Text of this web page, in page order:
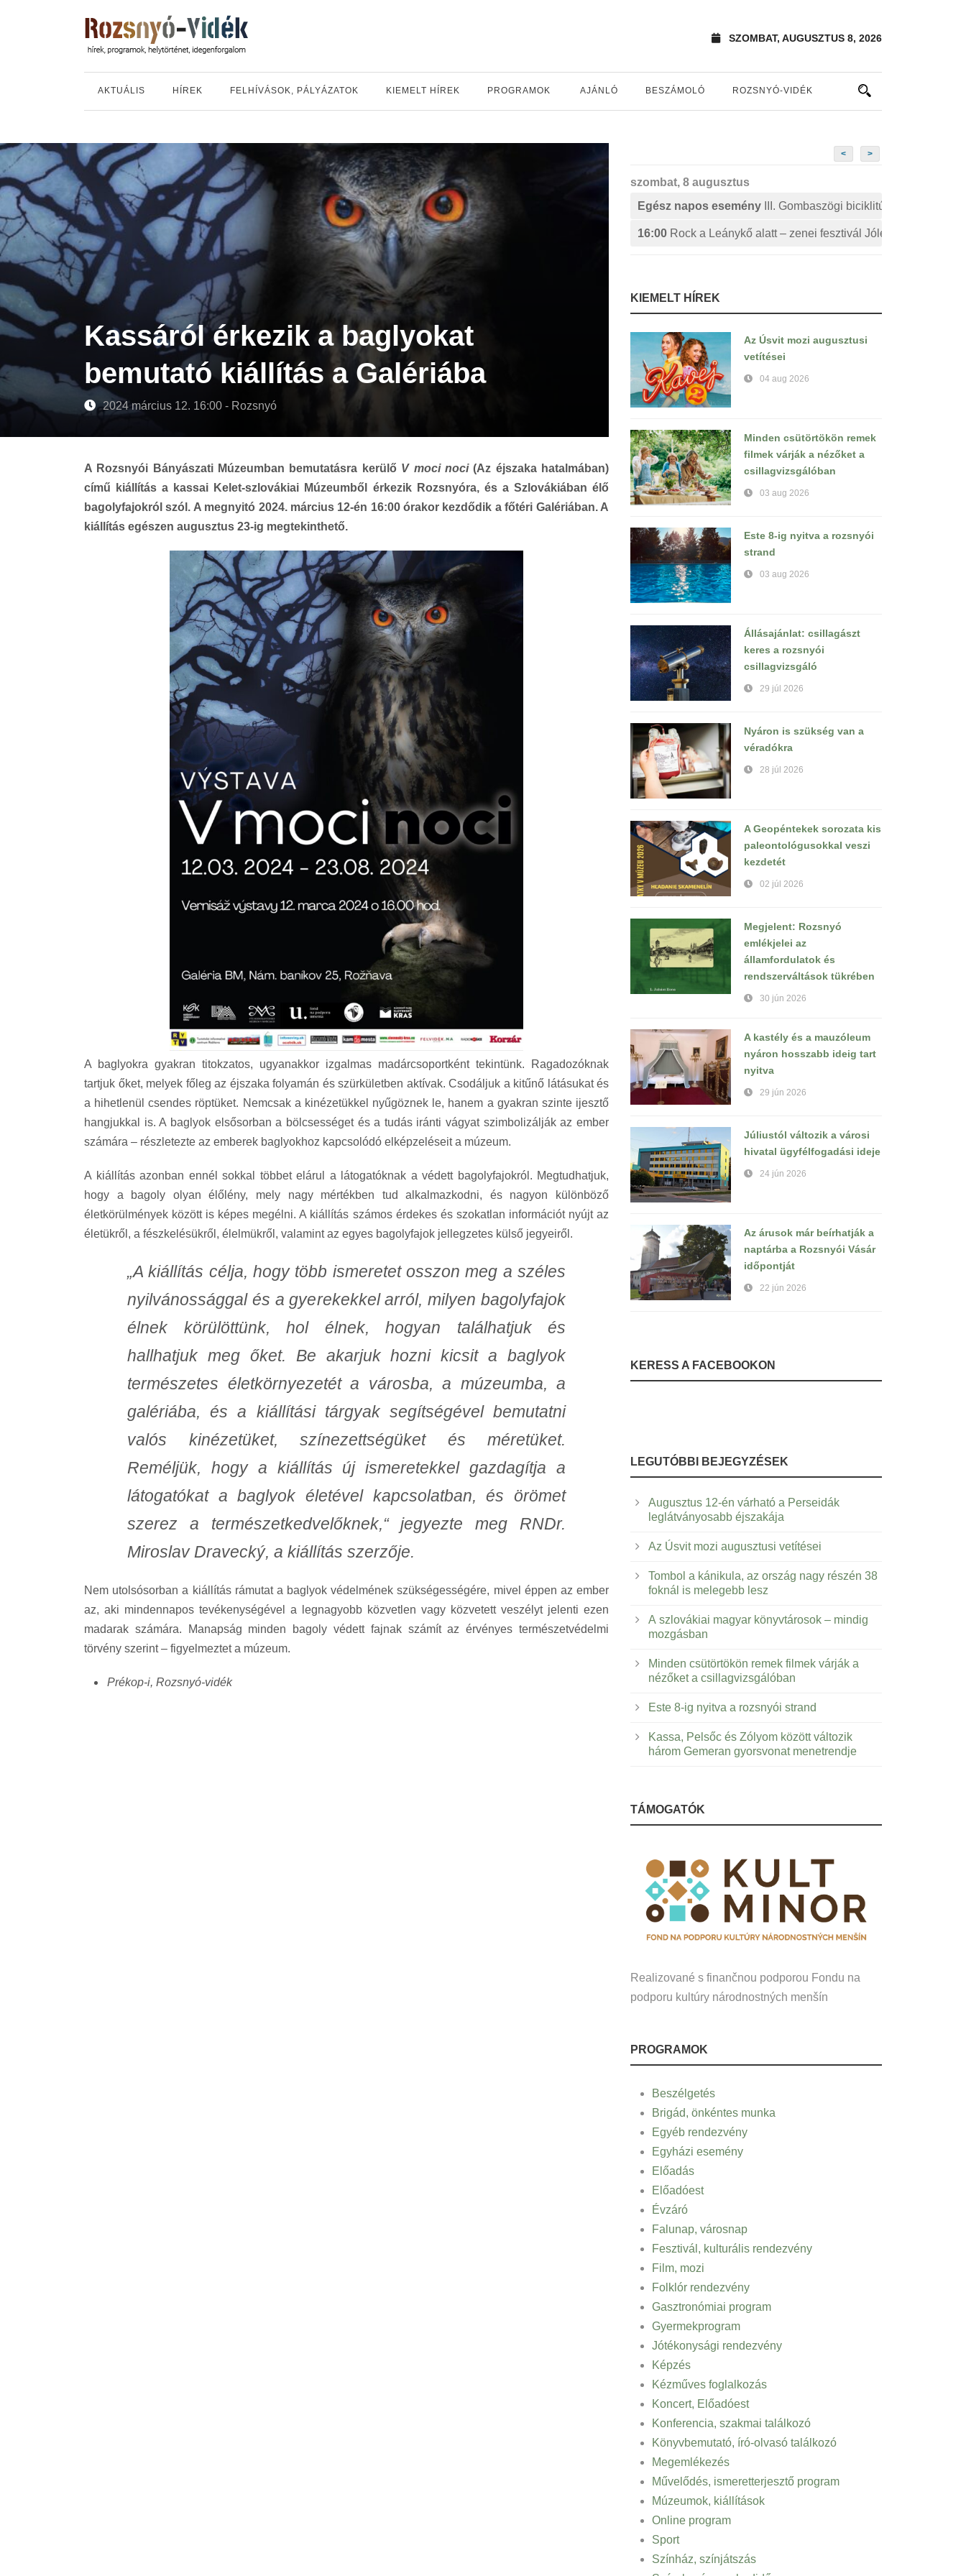
SZOMBAT, AUGUSZTUS 8, 2026
AKTUÁLIS HÍREK FELHÍVÁSOK, PÁLYÁZATOK KIEMELT HÍREK PROGRAMOK AJÁNLÓ BESZÁMOLÓ ROZSNYÓ-VIDÉK
Kassáról érkezik a baglyokat
bemutató kiállítás a Galériába
2024 március 12. 16:00 - Rozsnyó
A Rozsnyói Bányászati Múzeumban bemutatásra kerülő V moci noci(Az éjszaka hatalmában)
című kiállítás a kassai Kelet-szlovákiai Múzeumből érkezik Rozsnyóra, és a Szlovákiában élő
bagolyfajokról szól. A megnyitó 2024. március 12-én 16:00 órakor kezdődik a főtéri Galériában. A
kiállítás egészen augusztus 23-ig megtekinthető.
A baglyokra gyakran titokzatos, ugyanakkor izgalmas madárcsoportként tekintünk. Ragadozóknak
tartjuk őket, melyek főleg az éjszaka folyamán és szürkületben aktívak. Csodáljuk a kitűnő látásukat és
a hihetlenül csendes röptüket. Nemcsak a kinézetükkel nyűgöznek le, hanem a gyakran szinte ijesztő
hangjukkal is. A baglyok elsősorban a bölcsességet és a tudás iránti vágyat szimbolizálják az ember
számára – részletezte az emberek baglyokhoz kapcsolódó elképzeléseit a múzeum.
A kiállítás azonban ennél sokkal többet elárul a látogatóknak a védett bagolyfajokról. Megtudhatjuk,
hogy a bagoly olyan élőlény, mely nagy mértékben tud alkalmazkodni, és nagyon különböző
életkörülmények között is képes megélni. A kiállítás számos érdekes és szokatlan információt nyújt az
életükről, a fészkelésükről, élelmükről, valamint az egyes bagolyfajok jellegzetes külső jegyeiről.
„A kiállítás célja, hogy több ismeretet osszon meg a széles
nyilvánossággal és a gyerekekkel arról, milyen bagolyfajok
élnek körülöttünk, hol élnek, hogyan találhatjuk és
hallhatjuk meg őket. Be akarjuk hozni kicsit a baglyok
természetes életkörnyezetét a városba, a múzeumba, a
galériába, és a kiállítási tárgyak segítségével bemutatni
valós kinézetüket, színezettségüket és méretüket.
Reméljük, hogy a kiállítás új ismeretekkel gazdagítja a
látogatókat a baglyok életével kapcsolatban, és örömet
szerez a természetkedvelőknek,“ jegyezte meg RNDr.
Miroslav Dravecký, a kiállítás szerzője.
Nem utolsósorban a kiállítás rámutat a baglyok védelmének szükségességére, mivel éppen az ember
az, aki mindennapos tevékenységével a legnagyobb közvetlen vagy közvetett veszélyt jelenti ezen
madarak számára. Manapság minden bagoly védett fajnak számít az érvényes természetvédelmi
törvény szerint – figyelmeztet a múzeum.
Prékop-i, Rozsnyó-vidék
< >
szombat, 8 augusztus
Egész napos esemény
III. Gombaszögi biciklitúra
16:00 Rock a Leánykő alatt – zenei fesztivál Jólészen
KIEMELT HÍREK
Az Úsvit mozi augusztusi
vetítései
04 aug 2026
Minden csütörtökön remek
filmek várják a nézőket a
csillagvizsgálóban
03 aug 2026
Este 8-ig nyitva a rozsnyói
strand
03 aug 2026
Állásajánlat: csillagászt
keres a rozsnyói
csillagvizsgáló
29 júl 2026
Nyáron is szükség van a
véradókra
28 júl 2026
A Geopéntekek sorozata kis
paleontológusokkal veszi
kezdetét
02 júl 2026
Megjelent: Rozsnyó
emlékjelei az
államfordulatok és
rendszerváltások tükrében
30 jún 2026
A kastély és a mauzóleum
nyáron hosszabb ideig tart
nyitva
29 jún 2026
Júliustól változik a városi
hivatal ügyfélfogadási ideje
24 jún 2026
Az árusok már beírhatják a
naptárba a Rozsnyói Vásár
időpontját
22 jún 2026
KERESS A FACEBOOKON
LEGUTÓBBI BEJEGYZÉSEK
Augusztus 12-én várható a Perseidák
leglátványosabb éjszakája
Az Úsvit mozi augusztusi vetítései
Tombol a kánikula, az ország nagy részén 38
foknál is melegebb lesz
A szlovákiai magyar könyvtárosok – mindig
mozgásban
Minden csütörtökön remek filmek várják a
nézőket a csillagvizsgálóban
Este 8-ig nyitva a rozsnyói strand
Kassa, Pelsőc és Zólyom között változik
három Gemeran gyorsvonat menetrendje
TÁMOGATÓK
Realizované s finančnou podporou Fondu na
podporu kultúry národnostných menšín
PROGRAMOK
Beszélgetés
Brigád, önkéntes munka
Egyéb rendezvény
Egyházi esemény
Előadás
Előadóest
Évzáró
Falunap, városnap
Fesztivál, kulturális rendezvény
Film, mozi
Folklór rendezvény
Gasztronómiai program
Gyermekprogram
Jótékonysági rendezvény
Képzés
Kézműves foglalkozás
Koncert, Előadóest
Konferencia, szakmai találkozó
Könyvbemutató, író-olvasó találkozó
Megemlékezés
Művelődés, ismeretterjesztő program
Múzeumok, kiállítások
Online program
Sport
Színház, színjátszás